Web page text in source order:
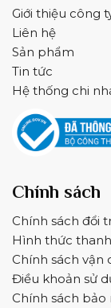
Giới thiệu công
Liên hệ
Sản phẩm
Tin tức
Hệ thống chi
Chính sách
Chính sách đổi
Hình thức
Chính sách vận
Điều khoản sử
Chính sách